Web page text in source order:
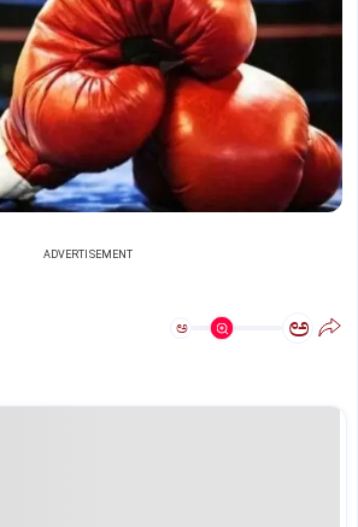
ADVERTISEMENT
ಅ ಅ